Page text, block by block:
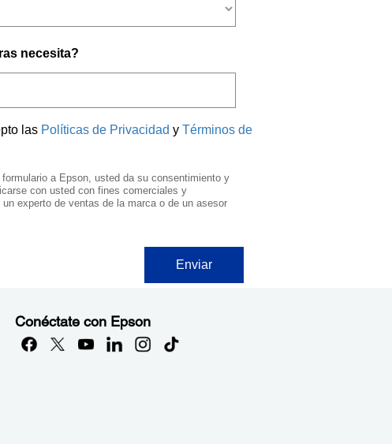
Conéctate con Epson